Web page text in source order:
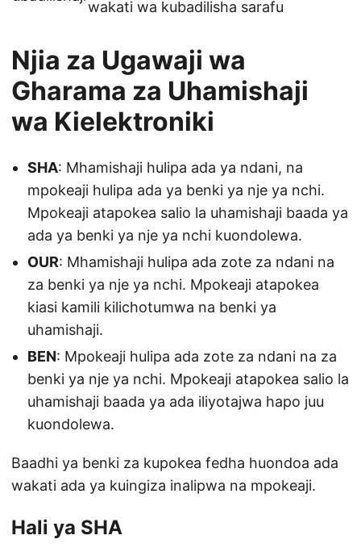
wakati wa kubadilisha sarafu
Njia za Ugawaji wa
Gharama za Uhamishaji
wa Kielektroniki
SHA: Mhamishaji hulipa ada ya ndani, na
mpokeaji hulipa ada ya benki ya nje ya nchi.
Mpokeaji atapokea salio la uhamishaji baada ya
ada ya benki ya nje ya nchi kuondolewa.
OUR: Mhamishaji hulipa ada zote za ndani na
za benki ya nje ya nchi. Mpokeaji atapokea
kiasi kamili kilichotumwa na benki ya
uhamishaji.
BEN: Mpokeaji hulipa ada zote za ndani na za
benki ya nje ya nchi. Mpokeaji atapokea salio la
uhamishaji baada ya ada iliyotajwa hapo juu
kuondolewa.
Baadhi ya benki za kupokea fedha huondoa ada
wakati ada ya kuingiza inalipwa na mpokeaji.
Hali ya SHA